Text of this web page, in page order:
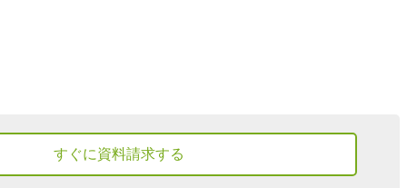
すぐに資料請求する